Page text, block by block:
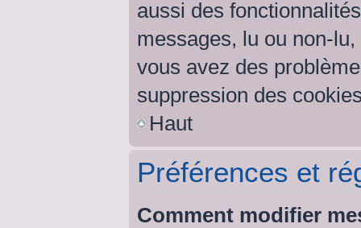
aussi des
messages, lu ou non-
vous avez des
suppression des
Haut
Préférences et
Comment modifier